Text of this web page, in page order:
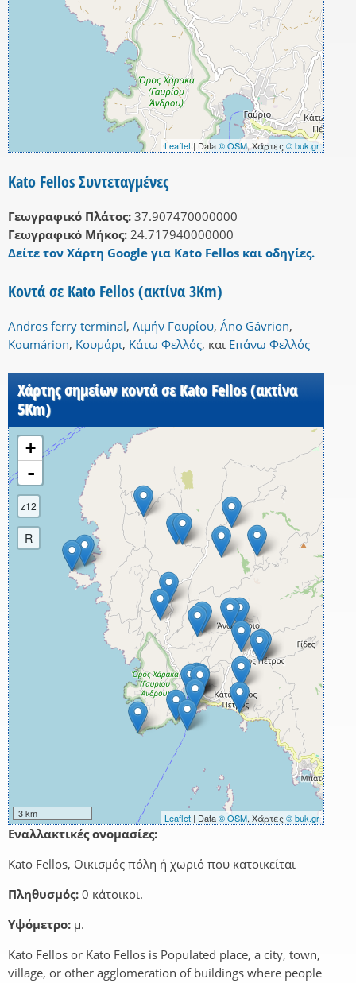
Leaflet | Data© OSM, Χάρτες © buk.gr
Kato Fellos Συντεταγμένες
Γεωγραφικό Πλάτος: 37.907470000000
Γεωγραφικό Μήκος: 24.717940000000
Δείτε τον Χάρτη Google για Kato Fellos και οδηγίες.
Κοντά σε Kato Fellos (ακτίνα 3Km)
Andros ferry terminal, Λιμήν Γαυρίου, Áno Gávrion,
Koumárion, Κουμάρι, Κάτω Φελλός, και Επάνω Φελλός
Χάρτης σημείων κοντά σε Kato Fellos (ακτίνα
5Km)
+
-
z12
R
3 km Leaflet | Data© OSM, Χάρτες © buk.gr
Εναλλακτικές ονομασίες:
Kato Fellos, Οικισμός πόλη ή χωριό που κατοικείται
Πληθυσμός: 0 κάτοικοι.
Υψόμετρο: μ.
Kato Fellos or Kato Fellos is Populated place, a city, town,
village, or other agglomeration of buildings where people